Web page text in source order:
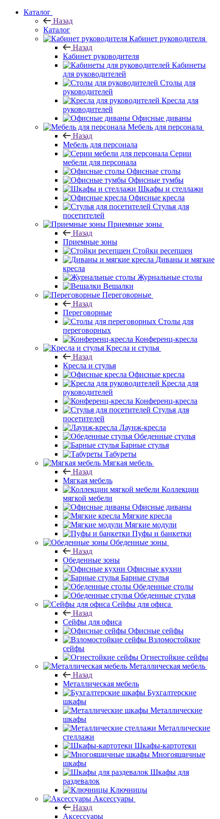
Каталог
Назад
Каталог
Кабинет руководителя
Назад
Кабинет руководителя
Кабинеты
для руководителей
Столы для
руководителей
Кресла для
руководителей
Офисные диваны
Мебель для персонала
Назад
Мебель для персонала
Серии
мебели для персонала
Офисные столы
Офисные тумбы
Шкафы и стеллажи
Офисные кресла
Стулья для
посетителей
Приемные зоны
Назад
Приемные зоны
Стойки ресепшен
Диваны и мягкие
кресла
Журнальные столы
Вешалки
Переговорные
Назад
Переговорные
Столы для
переговорных
Конференц-кресла
Кресла и стулья
Назад
Кресла и стулья
Офисные кресла
Кресла для
руководителей
Конференц-кресла
Стулья для
посетителей
Лаунж-кресла
Обеденные стулья
Барные стулья
Табуреты
Мягкая мебель
Назад
Мягкая мебель
Коллекции
мягкой мебели
Офисные диваны
Мягкие кресла
Мягкие модули
Пуфы и банкетки
Обеденные зоны
Назад
Обеденные зоны
Офисные кухни
Барные стулья
Обеденные столы
Обеденные стулья
Сейфы для офиса
Назад
Сейфы для офиса
Офисные сейфы
Взломостойкие
сейфы
Огнестойкие сейфы
Металлическая мебель
Назад
Металлическая мебель
Бухгалтерские
шкафы
Металлические
шкафы
Металлические
стеллажи
Шкафы-картотеки
Многоящичные
шкафы
Шкафы для
раздевалок
Ключницы
Аксессуары
Назад
Аксессуары